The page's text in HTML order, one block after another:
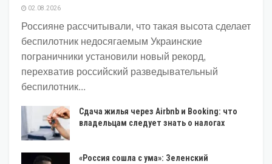
02.08.2026
Россияне рассчитывали, что такая высота сделает
беспилотник недосягаемым Украинские
пограничники установили новый рекорд,
перехватив российский разведывательный
беспилотник...
Сдача жилья через Airbnb и Booking: что
владельцам следует знать о налогах
«Россия сошла с ума»: Зеленский